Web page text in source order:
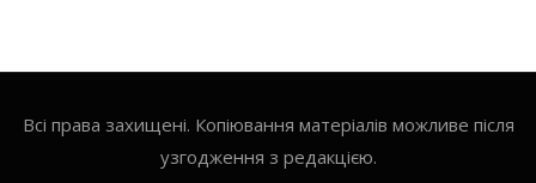
Всі права захищені. Копіювання матеріалів можливе після
узгодження з редакцією.